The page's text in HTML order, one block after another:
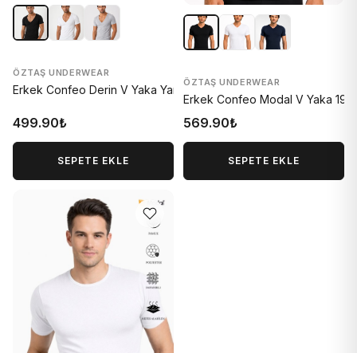
ÖZTAŞ UNDERWEAR
Erkek Confeo Derin V Yaka Yarımkol 1907-Y
499.90₺
SEPETE EKLE
ÖZTAŞ UNDERWEAR
Erkek Confeo Modal V Yaka
569.90₺
SEPETE EKLE